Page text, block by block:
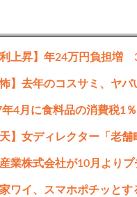
利上昇】年24万円負担増
怖】去年のコスサミ、ヤ
業株式会社が10月より
ワイ、スマホポチッとす